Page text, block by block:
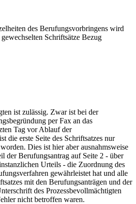
des Berufungsvorbringens wird
Schriftsätze Bezug
ist zulässig. Zwar ist bei der
per Fax an das
Tag vor Ablauf der
die erste Seite des Schriftsatzes nur
Dies ist hier aber ausnahmsweise
der Berufungsantrag auf Seite 2 - über
Urteils - die Zuordnung des
gewährleistet hat und alle
mit den Berufungsanträgen und der
des Prozessbevollmächtigten
nicht betroffen waren.